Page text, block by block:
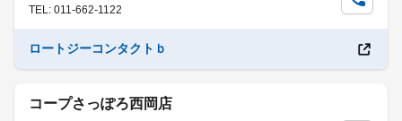
TEL: 011-662-1122
ロートジーコンタクトｂ
コープさっぽろ西岡店